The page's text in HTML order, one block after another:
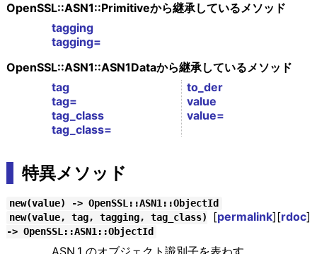
OpenSSL::ASN1::Primitiveから継承しているメソッド
tagging
tagging=
OpenSSL::ASN1::ASN1Dataから継承しているメソッド
tag
tag=
tag_class
tag_class=
to_der
value
value=
特異メソッド
new(value) -> OpenSSL::ASN1::ObjectId
[permalink][rdoc]
new(value, tag, tagging, tag_class)
-> OpenSSL::ASN1::ObjectId